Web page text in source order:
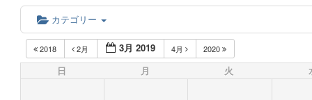
カテゴリー
2018 2月 3月 2019 4月 2020
日 月 火